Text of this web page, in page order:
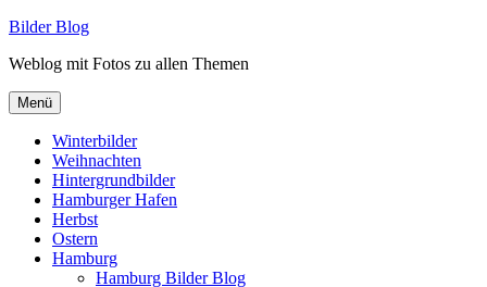
Zum
springen
Bilder Blog
Weblog mit Fotos zu allen Themen
Menü
Winterbilder
Weihnachten
Hintergrundbilder
Hamburger Hafen
Herbst
Ostern
Hamburg
Hamburg Bilder Blog